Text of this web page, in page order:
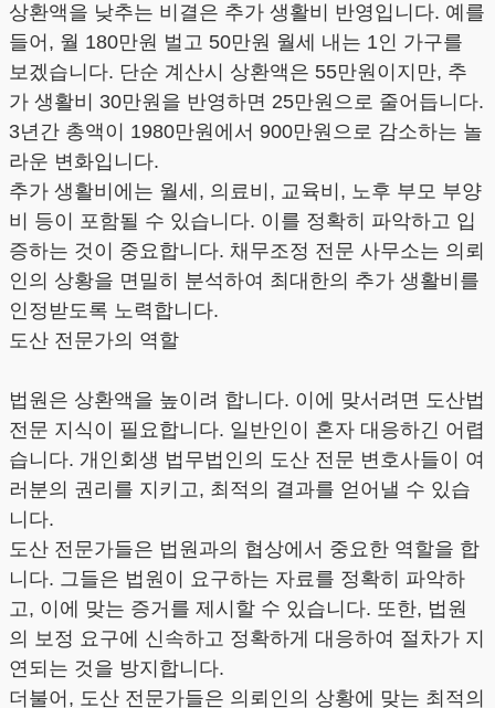
상환액을 낮추는 비결은 추가 생활비 반영입니다. 예를
들어, 월 180만원 벌고 50만원 월세 내는 1인 가구를
보겠습니다. 단순 계산시 상환액은 55만원이지만, 추
가 생활비 30만원을 반영하면 25만원으로 줄어듭니다.
3년간 총액이 1980만원에서 900만원으로 감소하는 놀
라운 변화입니다.
추가 생활비에는 월세, 의료비, 교육비, 노후 부모 부양
비 등이 포함될 수 있습니다. 이를 정확히 파악하고 입
증하는 것이 중요합니다. 채무조정 전문 사무소는 의뢰
인의 상황을 면밀히 분석하여 최대한의 추가 생활비를
인정받도록 노력합니다.
도산 전문가의 역할
법원은 상환액을 높이려 합니다. 이에 맞서려면 도산법
전문 지식이 필요합니다. 일반인이 혼자 대응하긴 어렵
습니다. 개인회생 법무법인의 도산 전문 변호사들이 여
러분의 권리를 지키고, 최적의 결과를 얻어낼 수 있습
니다.
도산 전문가들은 법원과의 협상에서 중요한 역할을 합
니다. 그들은 법원이 요구하는 자료를 정확히 파악하
고, 이에 맞는 증거를 제시할 수 있습니다. 또한, 법원
의 보정 요구에 신속하고 정확하게 대응하여 절차가 지
연되는 것을 방지합니다.
더불어, 도산 전문가들은 의뢰인의 상황에 맞는 최적의